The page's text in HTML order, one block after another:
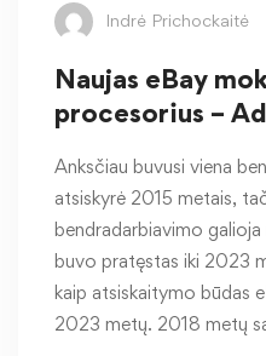
Indrė Prichockaitė
Naujas eBay
procesorius –
Anksčiau buvusi viena
atsiskyrė 2015 metais,
bendradarbiavimo
buvo pratęstas iki 2023
kaip atsiskaitymo būdas
2023 metų. 2018 metų